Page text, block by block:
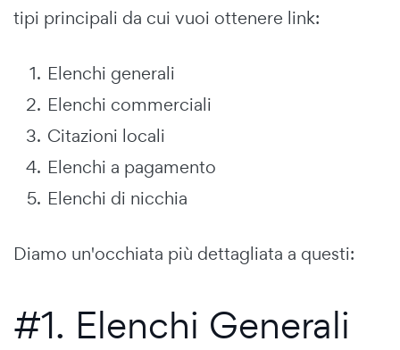
tipi principali da cui vuoi ottenere link:
Elenchi generali
Elenchi commerciali
Citazioni locali
Elenchi a pagamento
Elenchi di nicchia
Diamo un'occhiata più dettagliata a questi:
#1. Elenchi Generali